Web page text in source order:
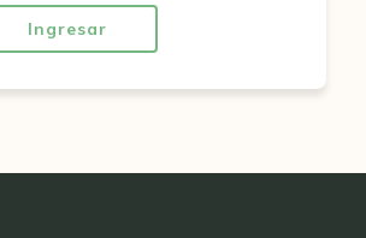
Ingresar